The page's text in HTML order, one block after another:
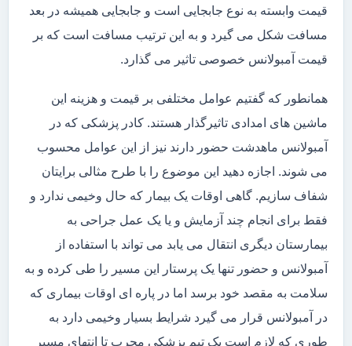
قیمت وابسته به نوع جابجایی است و جابجایی همیشه در بعد
مسافت شکل می گیرد و به این ترتیب مسافت است که بر
قیمت آمبولانس خصوصی تاثیر می گذارد.
همانطور که گفتیم عوامل مختلفی بر قیمت و هزینه این
ماشین های امدادی تاثیرگذار هستند. کادر پزشکی که در
آمبولانس ماهدشت حضور دارند نیز از این عوامل محسوب
می شوند. اجازه دهید این موضوع را با طرح مثالی برایتان
شفاف سازیم. گاهی اوقات یک بیمار که حال وخیمی ندارد و
فقط برای انجام چند آزمایش و یا یک عمل جراحی به
بیمارستان دیگری انتقال می یابد می تواند با استفاده از
آمبولانس و حضور تنها یک پرستار این مسیر را طی کرده و به
سلامت به مقصد خود برسد اما در پاره ای اوقات بیماری که
در آمبولانس قرار می گیرد شرایط بسیار وخیمی دارد به
طوری که لازم است یک تیم پزشکی مجرب تا انتهای مسیر